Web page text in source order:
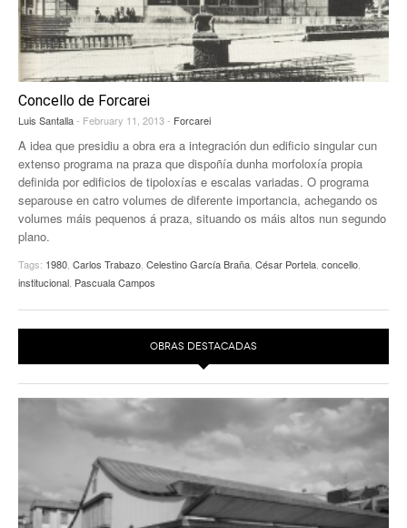
Concello de Forcarei
Luis Santalla- February 11, 2013 - Forcarei
A idea que presidiu a obra era a integración dun edificio singular cun
extenso programa na praza que dispoñía dunha morfoloxía propia
definida por edificios de tipoloxías e escalas variadas. O programa
separouse en catro volumes de diferente importancia, achegando os
volumes máis pequenos á praza, situando os máis altos nun segundo
plano.
Tags: 1980 Carlos Trabazo Celestino García Braña César Portela concello
institucional Pascuala Campos
OBRAS DESTACADAS